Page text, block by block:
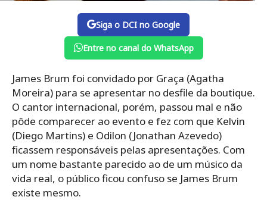
Siga o DCI no Google
Entre no canal do WhatsApp
James Brum foi convidado por Graça (Agatha
Moreira) para se apresentar no desfile da boutique.
O cantor internacional, porém, passou mal e não
pôde comparecer ao evento e fez com que Kelvin
(Diego Martins) e Odilon (Jonathan Azevedo)
ficassem responsáveis pelas apresentações. Com
um nome bastante parecido ao de um músico da
vida real, o público ficou confuso se James Brum
existe mesmo.